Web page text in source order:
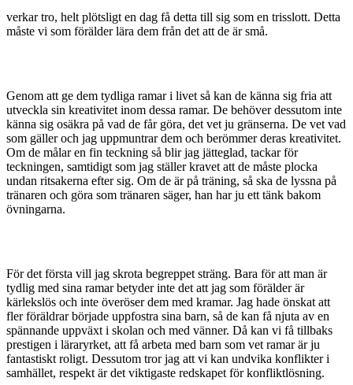
verkar tro, helt plötsligt en dag få detta till sig som en trisslott. Detta
måste vi som förälder lära dem från det att de är små.
Genom att ge dem tydliga ramar i livet så kan de känna sig fria att
utveckla sin kreativitet inom dessa ramar. De behöver dessutom inte
känna sig osäkra på vad de får göra, det vet ju gränserna. De vet vad
som gäller och jag uppmuntrar dem och berömmer deras kreativitet.
Om de målar en fin teckning så blir jag jätteglad, tackar för
teckningen, samtidigt som jag ställer kravet att de måste plocka
undan ritsakerna efter sig. Om de är på träning, så ska de lyssna på
tränaren och göra som tränaren säger, han har ju ett tänk bakom
övningarna.
För det första vill jag skrota begreppet sträng. Bara för att man är
tydlig med sina ramar betyder inte det att jag som förälder är
kärlekslös och inte överöser dem med kramar. Jag hade önskat att
fler föräldrar började uppfostra sina barn, så de kan få njuta av en
spännande uppväxt i skolan och med vänner. Då kan vi få tillbaks
prestigen i läraryrket, att få arbeta med barn som vet ramar är ju
fantastiskt roligt. Dessutom tror jag att vi kan undvika konflikter i
samhället, respekt är det viktigaste redskapet för konfliktlösning.